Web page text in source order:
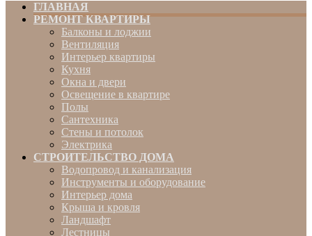
ГЛАВНАЯ
РЕМОНТ КВАРТИРЫ
Балконы и лоджии
Вентиляция
Интерьер квартиры
Кухня
Окна и двери
Освещение в квартире
Полы
Сантехника
Стены и потолок
Электрика
СТРОИТЕЛЬСТВО ДОМА
Водопровод и канализация
Инструменты и оборудование
Интерьер дома
Крыша и кровля
Ландшафт
Лестницы